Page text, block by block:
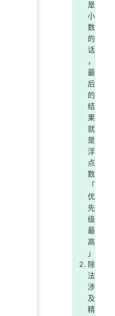
是
小
数
的
话
，
最
后
的
结
果
就
是
浮
点
数
「
优
先
级
最
高
」
除
法
涉
及
精